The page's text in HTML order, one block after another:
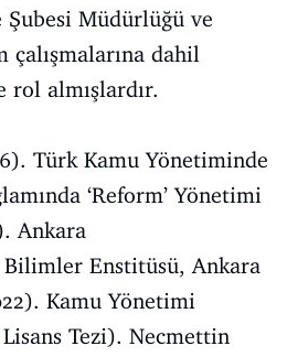
Şubesi Müdürlüğü ve
dahil
rol almışlardır.
Türk Kamu Yönetiminde
‘Reform’ Yönetimi
Ankara
Enstitüsü, Ankara
Kamu Yönetimi
Tezi). Necmettin